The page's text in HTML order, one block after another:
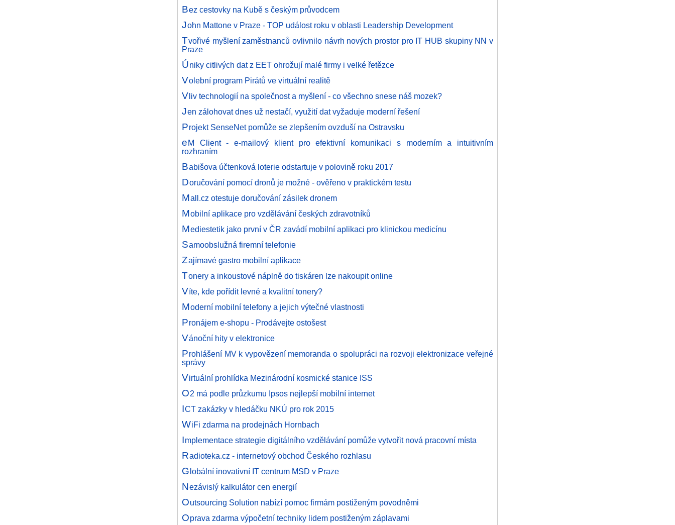
Bez cestovky na Kubě s českým průvodcem
John Mattone v Praze - TOP událost roku v oblasti Leadership Development
Tvořivé myšlení zaměstnanců ovlivnilo návrh nových prostor pro IT HUB skupiny NN v
Praze
Úniky citlivých dat z EET ohrožují malé firmy i velké řetězce
Volební program Pirátů ve virtuální realitě
Vliv technologií na společnost a myšlení - co všechno snese náš mozek?
Jen zálohovat dnes už nestačí, využití dat vyžaduje moderní řešení
Projekt SenseNet pomůže se zlepšením ovzduší na Ostravsku
eM Client - e-mailový klient pro efektivní komunikaci s moderním a intuitivním
rozhraním
Babišova účtenková loterie odstartuje v polovině roku 2017
Doručování pomocí dronů je možné - ověřeno v praktickém testu
Mall.cz otestuje doručování zásilek dronem
Mobilní aplikace pro vzdělávání českých zdravotníků
Mediestetik jako první v ČR zavádí mobilní aplikaci pro klinickou medicínu
Samoobslužná firemní telefonie
Zajímavé gastro mobilní aplikace
Tonery a inkoustové náplně do tiskáren lze nakoupit online
Víte, kde pořídit levné a kvalitní tonery?
Moderní mobilní telefony a jejich výtečné vlastnosti
Pronájem e-shopu - Prodávejte ostošest
Vánoční hity v elektronice
Prohlášení MV k vypovězení memoranda o spolupráci na rozvoji elektronizace veřejné
správy
Virtuální prohlídka Mezinárodní kosmické stanice ISS
O2 má podle průzkumu Ipsos nejlepší mobilní internet
ICT zakázky v hledáčku NKÚ pro rok 2015
WiFi zdarma na prodejnách Hornbach
Implementace strategie digitálního vzdělávání pomůže vytvořit nová pracovní místa
Radioteka.cz - internetový obchod Českého rozhlasu
Globální inovativní IT centrum MSD v Praze
Nezávislý kalkulátor cen energií
Outsourcing Solution nabízí pomoc firmám postiženým povodněmi
Oprava zdarma výpočetní techniky lidem postiženým záplavami